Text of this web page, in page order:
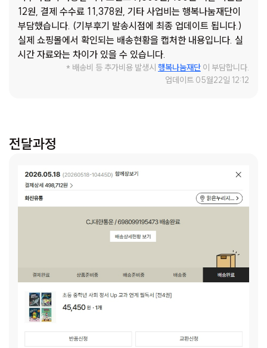
사회정서 학습 동화 세트: 또래 관계 형성과 감정 이해, 사회
정서 발달에 도움을 주고자 합니다.
12원, 결제 수수료 11,378원, 기타 사업비는 행복나눔재단이
부담했습니다. (기부후기 발송시점에 최종 업데이트 됩니다.)
실제 쇼핑몰에서 확인되는 배송현황을 캡처한 내용입니다. 실
시간 자료와는 차이가 있을 수 있습니다.
* 배송비 등 추가비용 발생시 행복나눔재단 이 부담합니다.
업데이트 05월22일 12:12
전달과정